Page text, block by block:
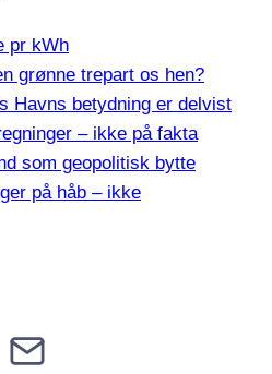
pr kWh
grønne trepart os hen?
Havns betydning er delvist
– ikke på fakta
som geopolitisk bytte
på håb – ikke